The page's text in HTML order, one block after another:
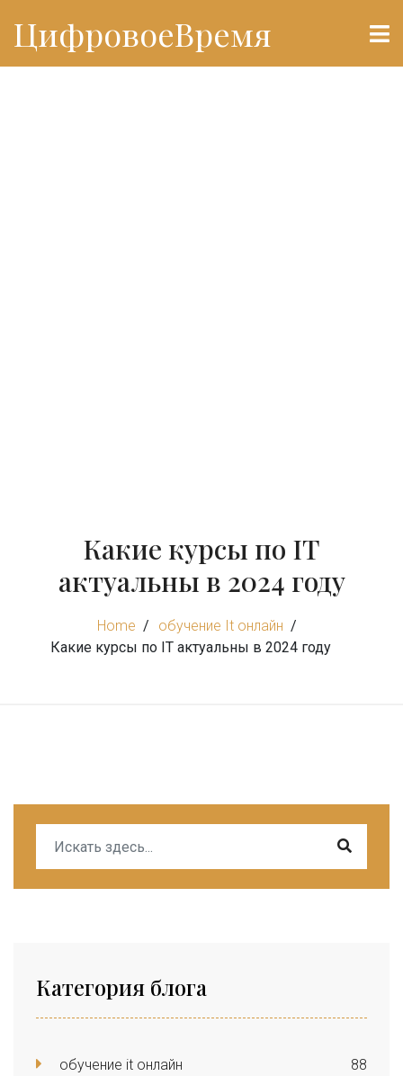
ЦифровоеВремя
Какие курсы по IT
актуальны в 2024 году
Home
обучение It онлайн
Какие курсы по IT актуальны в 2024 году
Категория блога
обучение it онлайн 88